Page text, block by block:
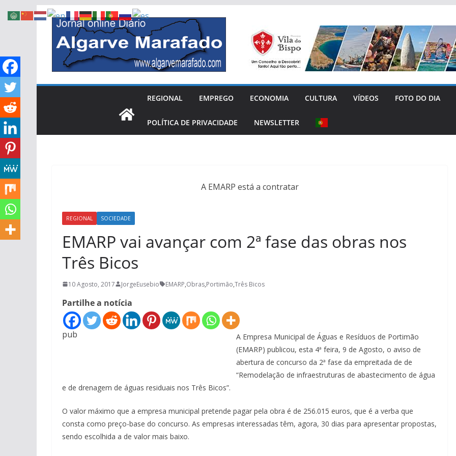
Skip
content
REGIONAL EMPREGO ECONOMIA CULTURA VÍDEOS FOTO DO DIA
POLÍTICA DE PRIVACIDADE NEWSLETTER
A EMARP está a contratar
REGIONAL SOCIEDADE
EMARP vai avançar com 2ª fase das obras nos
Três Bicos
10 Agosto, 2017 JorgeEusebio EMARP,Obras,Portimão,Três Bicos
Partilhe a notícia
pub
A Empresa Municipal de Águas e Resíduos de Portimão
(EMARP) publicou, esta 4ª feira, 9 de Agosto, o aviso de
abertura de concurso da 2ª fase da empreitada de de
“Remodelação de infraestruturas de abastecimento de água
e de drenagem de águas residuais nos Três Bicos”.
O valor máximo que a empresa municipal pretende pagar pela obra é de 256.015 euros, que é a verba que
consta como preço-base do concurso. As empresas interessadas têm, agora, 30 dias para apresentar propostas,
sendo escolhida a de valor mais baixo.